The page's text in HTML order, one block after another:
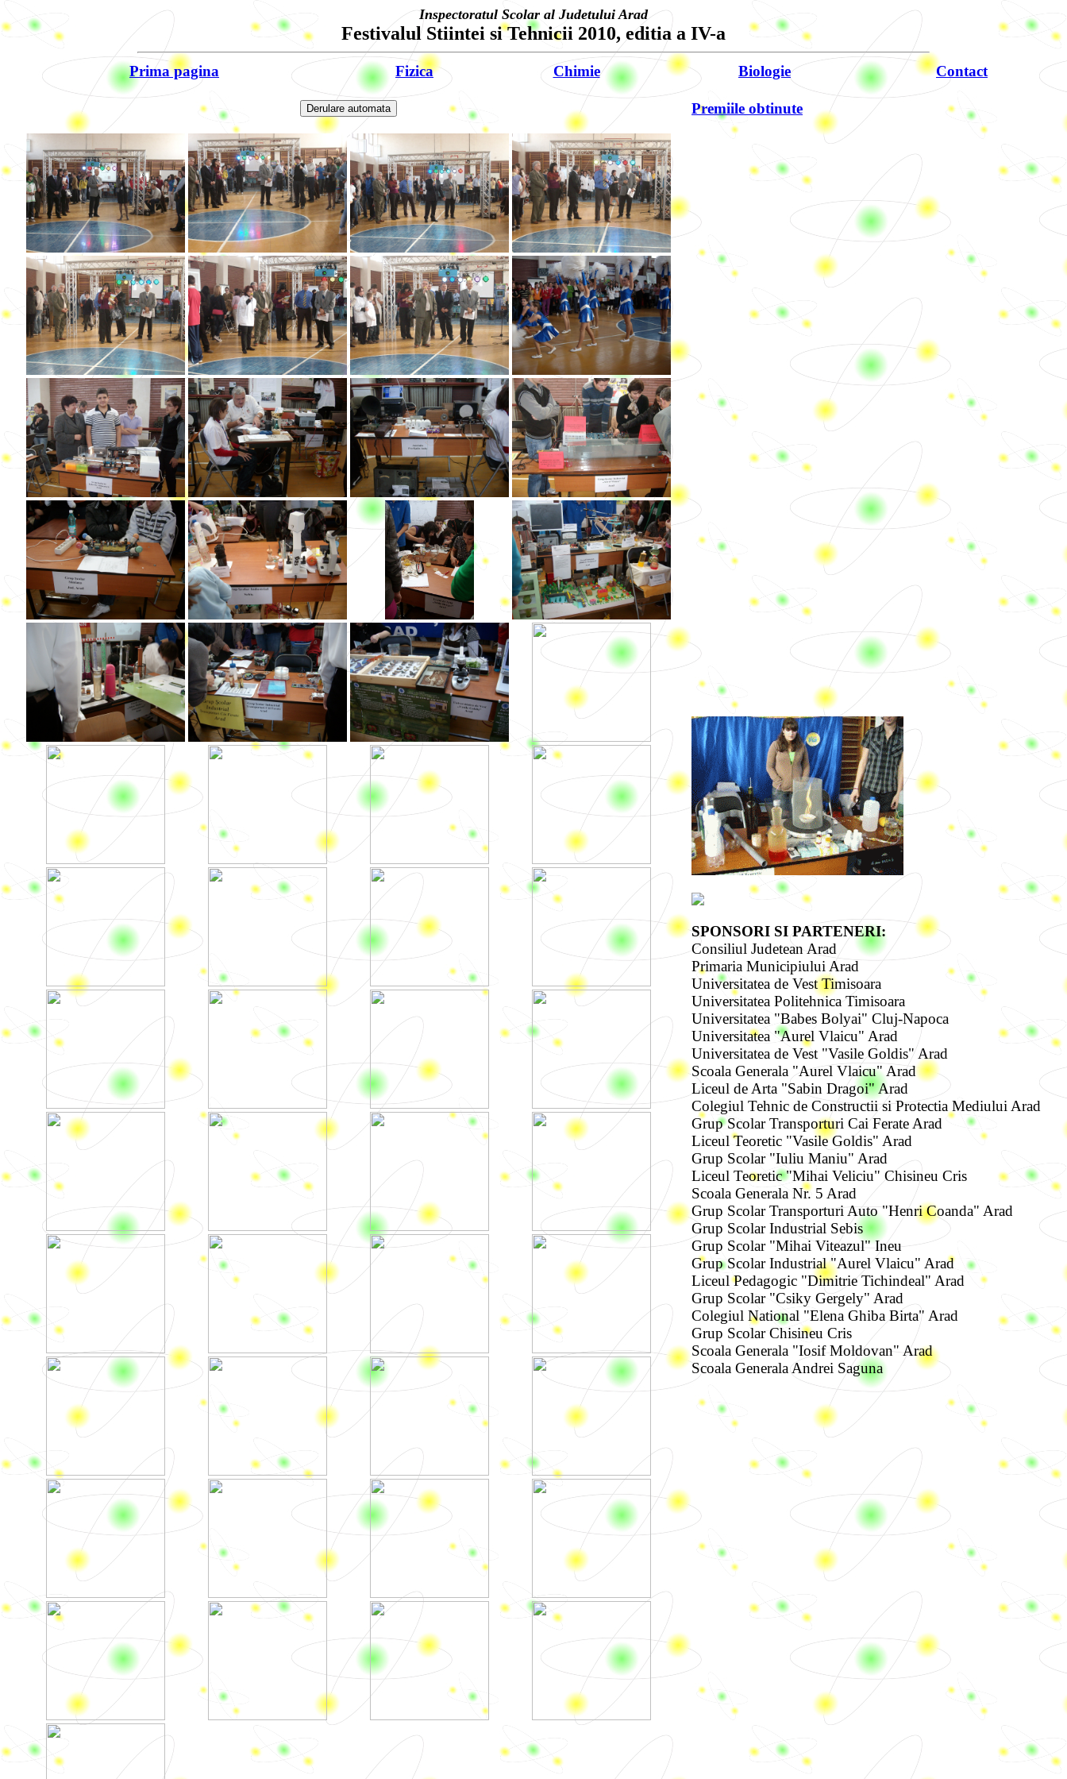
Inspectoratul Scolar al Judetului Arad
Festivalul Stiintei si Tehnicii 2010, editia a IV-a
Prima pagina Fizica Chimie Biologie Contact
Premiile obtinute
SPONSORI SI PARTENERI:
Consiliul Judetean Arad
Primaria Municipiului Arad
Universitatea de Vest Timisoara
Universitatea Politehnica Timisoara
Universitatea "Babes Bolyai" Cluj-Napoca
Universitatea "Aurel Vlaicu" Arad
Universitatea de Vest "Vasile Goldis" Arad
Scoala Generala "Aurel Vlaicu" Arad
Liceul de Arta "Sabin Dragoi" Arad
Colegiul Tehnic de Constructii si Protectia Mediului Arad
Grup Scolar Transporturi Cai Ferate Arad
Liceul Teoretic "Vasile Goldis" Arad
Grup Scolar "Iuliu Maniu" Arad
Liceul Teoretic "Mihai Veliciu" Chisineu Cris
Scoala Generala Nr. 5 Arad
Grup Scolar Transporturi Auto "Henri Coanda" Arad
Grup Scolar Industrial Sebis
Grup Scolar "Mihai Viteazul" Ineu
Grup Scolar Industrial "Aurel Vlaicu" Arad
Liceul Pedagogic "Dimitrie Tichindeal" Arad
Grup Scolar "Csiky Gergely" Arad
Colegiul National "Elena Ghiba Birta" Arad
Grup Scolar Chisineu Cris
Scoala Generala "Iosif Moldovan" Arad
Scoala Generala Andrei Saguna